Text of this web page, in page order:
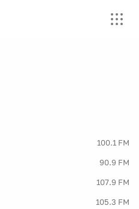
100.1 FM
90.9 FM
107.9 FM
105.3 FM